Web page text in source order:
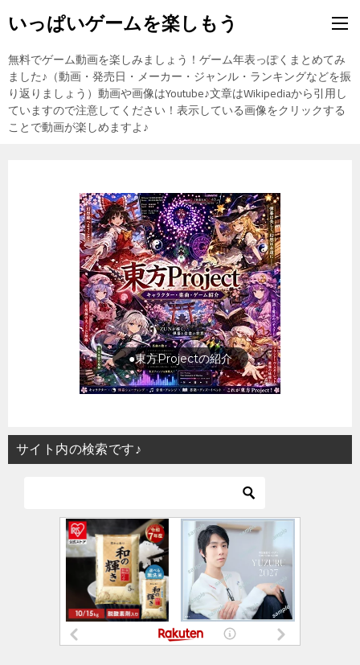
いっぱいゲームを楽しもう
無料でゲーム動画を楽しみましょう！ゲーム年表っぽくまとめてみ
ました♪（動画・発売日・メーカー・ジャンル・ランキングなどを振
り返りましょう）動画や画像はYoutube♪文章はWikipediaから引用し
ていますので注意してください！表示している画像をクリックする
ことで動画が楽しめますよ♪
旅行の前に旅行先をチェック
サイト内の検索です♪